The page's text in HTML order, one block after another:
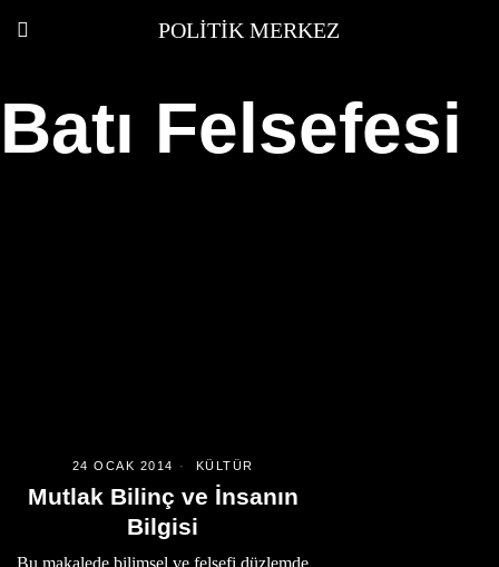
POLITIK MERKEZ
Batı Felsefesi
24 OCAK 2014 KÜLTÜR
Mutlak Bilinç ve İnsanın
Bilgisi